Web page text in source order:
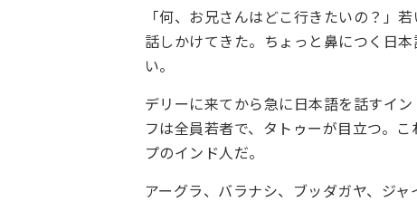
「何、お兄さんはどこ行きたいの？」
話しかけてきた。ちょっと鼻につく日
い。
デリーに来てから急に日本語を話すイ
フは全員若者で、タトゥーが目立つ。
プのインド人だ。
アーグラ、バラナシ、ブッダガヤ、ジ